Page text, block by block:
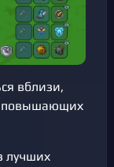
вблизи,
повышающих
лучших